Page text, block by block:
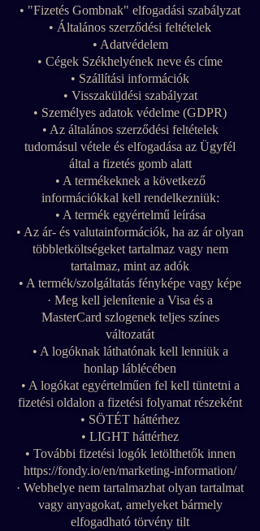
• "Fizetés Gombnak" elfogadási szabályzat
• Általános szerződési feltételek
• Adatvédelem
• Cégek Székhelyének neve és címe
• Szállítási információk
• Visszaküldési szabályzat
• Személyes adatok védelme (GDPR)
• Az általános szerződési feltételek
tudomásul vétele és elfogadása az Ügyfél
által a fizetés gomb alatt
• A termékeknek a következő
információkkal kell rendelkezniük:
• A termék egyértelmű leírása
• Az ár- és valutainformációk, ha az ár olyan
többletköltségeket tartalmaz vagy nem
tartalmaz, mint az adók
• A termék/szolgáltatás fényképe vagy képe
· Meg kell jelenítenie a Visa és a
MasterCard szlogenek teljes színes
változatát
• A logóknak láthatónak kell lenniük a
honlap láblécében
• A logókat egyértelműen fel kell tüntetni a
fizetési oldalon a fizetési folyamat részeként
• SÖTÉT háttérhez
• LIGHT háttérhez
• További fizetési logók letölthetők innen
https://fondy.io/en/marketing-information/
· Webhelye nem tartalmazhat olyan tartalmat
vagy anyagokat, amelyeket bármely
elfogadható törvény tilt